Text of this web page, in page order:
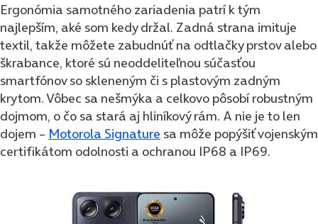
Ergonómia samotného zariadenia patrí k tým
najlepším, aké som kedy držal. Zadná strana imituje
textil, takže môžete zabudnúť na odtlačky prstov alebo
škrabance, ktoré sú neoddeliteľnou súčasťou
smartfónov so skleneným či s plastovým zadným
krytom. Vôbec sa nešmýka a celkovo pôsobí robustným
dojmom, o čo sa stará aj hliníkový rám. A nie je to len
dojem – Motorola Signature sa môže popýšiť vojenským
certifikátom odolnosti a ochranou IP68 a IP69.